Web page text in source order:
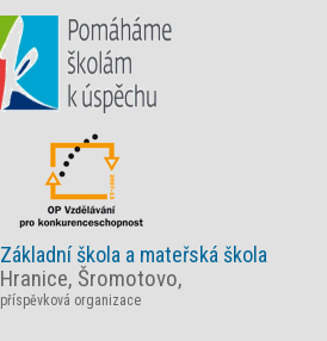
Základní škola a mateřská škola
Hranice, Šromotovo,
příspěvková organizace